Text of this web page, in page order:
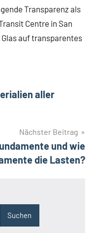
Transparenz als
Centre in San
auf transparentes
aller
Nächster Beitrag
und wie
die Lasten?
Suchen